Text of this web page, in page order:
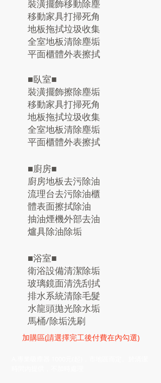
裝潢擺飾移動除塵
移動家具打掃死角
地板拖拭垃圾收集
全室地板清除塵垢
平面櫃體外表擦拭
■廚房■
廚房地板去污除油
流理台去污除油櫃
體表面擦拭除油
抽油煙機外部去油
爐具除油除垢
■臥室■
裝潢擺飾擦除塵垢
移動家具打掃死角
地板拖拭垃圾收集
全室地板清除塵垢
平面櫃體外表擦拭
■浴室■
衛浴設備清潔除垢
玻璃鏡面清洗刮拭
排水系統清除毛髮
水龍頭拋光除水垢
馬桶/除垢洗刷
加購區(請選擇完工後付費在內勾選)